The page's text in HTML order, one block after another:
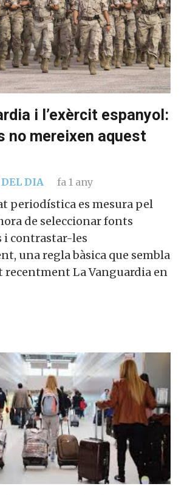
i l’exèrcit espanyol:
no mereixen aquest
DIA fa 1 any
periodística es mesura pel
de seleccionar fonts
contrastar-les
una regla bàsica que sembla
recentment La Vanguardia en